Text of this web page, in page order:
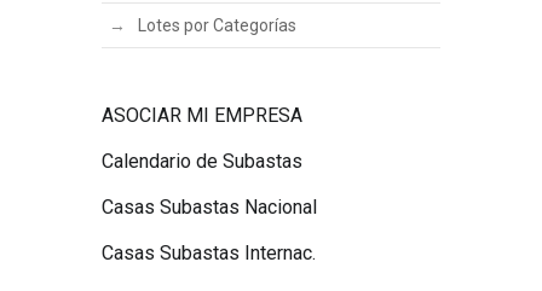
Lotes por Categorías
ASOCIAR MI EMPRESA
Calendario de Subastas
Casas Subastas Nacional
Casas Subastas Internac.